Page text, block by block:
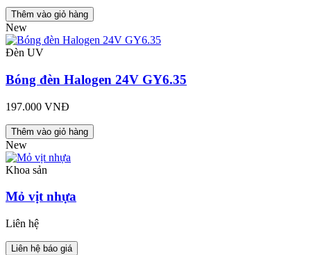
Thêm vào giỏ hàng
New
Đèn UV
Bóng đèn Halogen 24V GY6.35
197.000 VNĐ
Thêm vào giỏ hàng
New
Khoa sản
Mỏ vịt nhựa
Liên hệ
Liên hệ báo giá